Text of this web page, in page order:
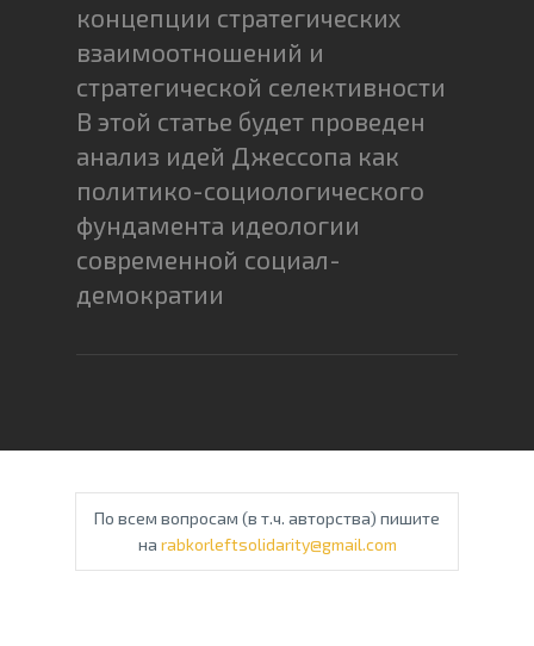
концепции стратегических
взаимоотношений и
стратегической селективности
В этой статье будет проведен
анализ идей Джессопа как
политико-социологического
фундамента идеологии
современной социал-
демократии
По всем вопросам (в т.ч. авторства) пишите
на rabkorleftsolidarity@gmail.com